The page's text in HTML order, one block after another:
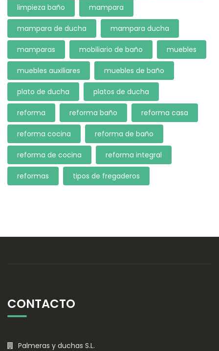
limpieza baño mampara
mampara de ducha mampara ducha
mamparas mobiliario de baño muebles
muebles auxiliares muebles de baño
plato de ducha platos de ducha
reforma reforma baño reforma casa
reforma cocina reforma de baño
reforma de cocina reforma integral
reformas tipos de fregaderos
CONTACTO
Palmeras y duchas S.L.